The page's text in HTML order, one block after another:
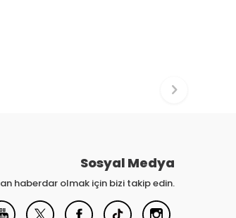
Sosyal Medya
haberdar olmak için bizi takip edin.